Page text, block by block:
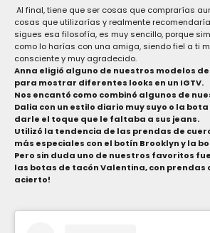
Al final, tiene que ser cosas que comprarías
cosas que utilizarías y realmente
sigues esa filosofía, es muy sencillo, porque
como lo harías con una amiga, siendo fiel a ti
consciente y muy agradecido.
Anna eligió alguno de nuestros modelos de
para mostrar diferentes looks en un IGTV.
Nos encantó como combinó algunos de
Dalia con un estilo diario muy suyo o la bota
darle el toque que le faltaba a sus jeans.
Utilizó la tendencia de las prendas de
más especiales con el botín Brooklyny la
Pero sin duda uno de nuestros favoritos
las botas de tacón Valentina, con prendas
acierto!